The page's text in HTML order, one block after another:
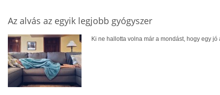
Az alvás az egyik legjobb gyógyszer
Ki ne hallotta volna már a mondást, hogy egy